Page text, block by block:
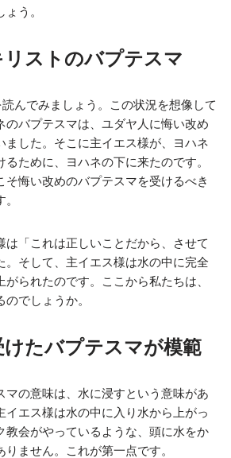
う。
ストのバプテスマ
読んでみましょう。この状況を想像して
のバプテスマは、ユダヤ人に悔い改め
ました。そこに主イエス様が、ヨハネ
ために、ヨハネの下に来たのです。
そ悔い改めのバプテスマを受けるべき
は「これは正しいことだから、させて
。そして、主イエス様は水の中に完全
られたのです。ここから私たちは、
でしょうか。
たバプテスマが模範
マの意味は、水に浸すという意味があ
イエス様は水の中に入り水から上がっ
教会がやっているような、頭に水をか
ません。これが第一点です。